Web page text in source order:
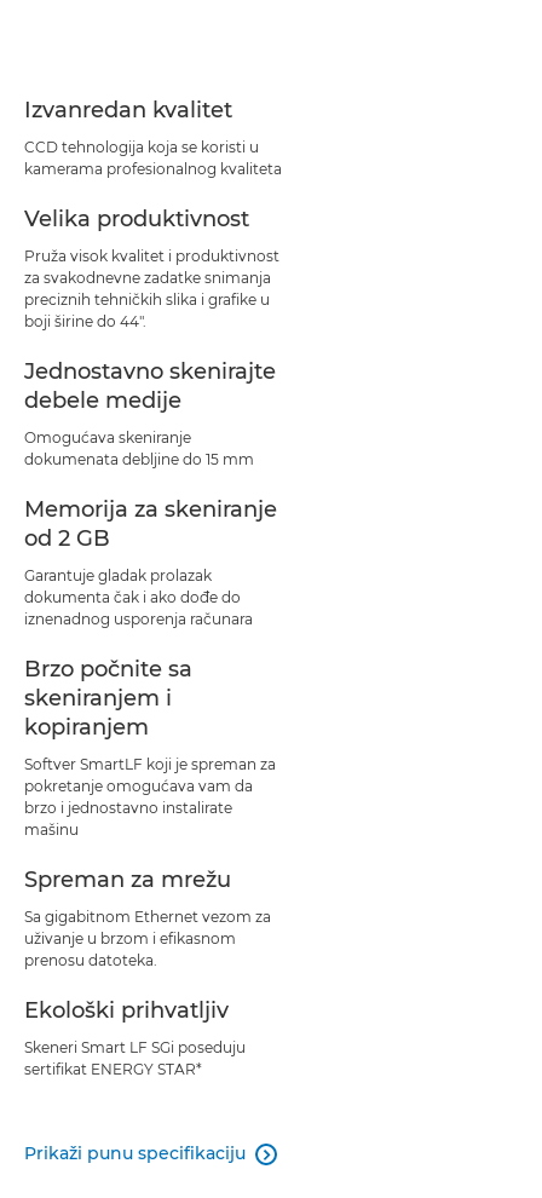
Izvanredan kvalitet
CCD tehnologija koja se koristi u
kamerama profesionalnog kvaliteta
Velika produktivnost
Pruža visok kvalitet i produktivnost
za svakodnevne zadatke snimanja
preciznih tehničkih slika i grafike u
boji širine do 44".
Jednostavno skenirajte
debele medije
Omogućava skeniranje
dokumenata debljine do 15 mm
Memorija za skeniranje
od 2 GB
Garantuje gladak prolazak
dokumenta čak i ako dođe do
iznenadnog usporenja računara
Brzo počnite sa
skeniranjem i
kopiranjem
Softver SmartLF koji je spreman za
pokretanje omogućava vam da
brzo i jednostavno instalirate
mašinu
Spreman za mrežu
Sa gigabitnom Ethernet vezom za
uživanje u brzom i efikasnom
prenosu datoteka.
Ekološki prihvatljiv
Skeneri Smart LF SGi poseduju
sertifikat ENERGY STAR*
Prikaži punu specifikaciju 